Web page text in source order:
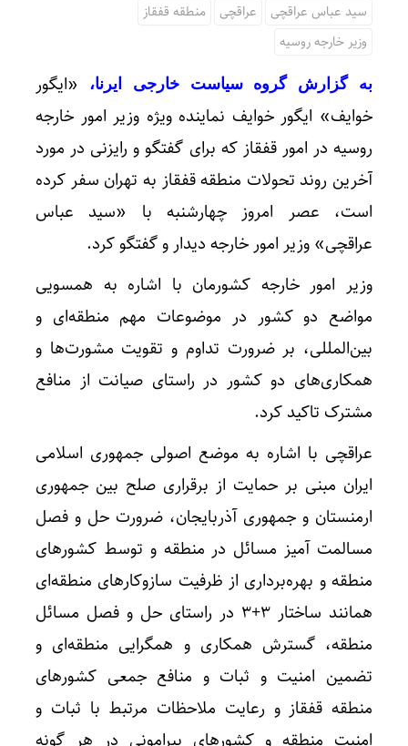
سید عباس عراقچی
عراقچی
منطقه قفقاز
وزیر خارجه روسیه
به گزارش گروه سیاست خارجی ایرنا،
«ایگور
خوایف» ایگور خوایف نماینده ویژه وزیر امور خارجه
روسیه در امور قفقاز که برای گفتگو و رایزنی در مورد
آخرین روند تحولات منطقه قفقاز به تهران سفر کرده
است، عصر امروز چهارشنبه با «سید عباس
عراقچی» وزیر امور خارجه دیدار و گفتگو کرد.
وزیر امور خارجه کشورمان با اشاره به همسویی
مواضع دو کشور در موضوعات مهم منطقه‌ای و
بین‌المللی، بر ضرورت تداوم و تقویت مشورت‌ها و
همکاری‌های دو کشور در راستای صیانت از منافع
مشترک تاکید کرد.
عراقچی با اشاره به موضع اصولی جمهوری اسلامی
ایران مبنی بر حمایت از برقراری صلح بین جمهوری
ارمنستان و جمهوری آذربایجان، ضرورت حل و فصل
مسالمت آمیز مسائل در منطقه و توسط کشورهای
منطقه و بهره‌برداری از ظرفیت سازوکارهای منطقه‌ای
همانند ساختار ۳+۳ در راستای حل و فصل مسائل
منطقه، گسترش همکاری و همگرایی منطقه‌ای و
تضمین امنیت و ثبات و منافع جمعی کشورهای
منطقه قفقاز و رعایت ملاحظات مرتبط با ثبات و